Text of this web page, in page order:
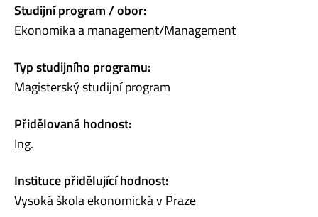
Studijní program / obor:
Ekonomika a management/Management
Typ studijního programu:
Magisterský studijní program
Přidělovaná hodnost:
Ing.
Instituce přidělující hodnost:
Vysoká škola ekonomická v Praze